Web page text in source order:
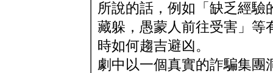
所說的話，例如「缺乏經
藏躲，愚蒙人前往受害」等
時如何趨吉避凶。
劇中以一個真實的詐騙集團